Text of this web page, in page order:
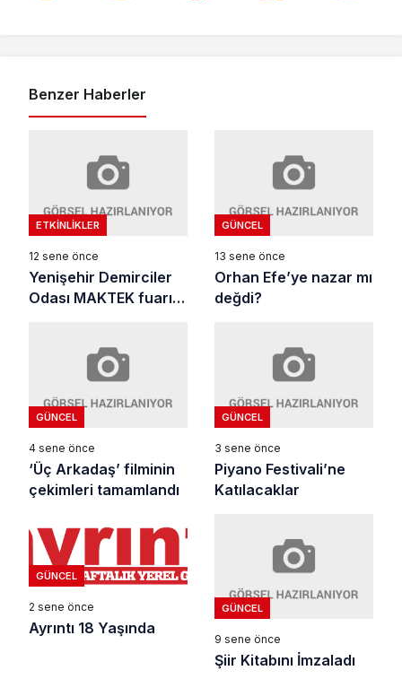
Benzer Haberler
ETKINLIKLER
12 sene önce
Yenişehir Demirciler
Odası MAKTEK fuarını
GÜNCEL
13 sene önce
Orhan Efe’ye nazar mı
değdi?
GÜNCEL
4 sene önce
‘Üç Arkadaş’ filminin
çekimleri tamamlandı
GÜNCEL
3 sene önce
Piyano Festivali’ne
Katılacaklar
GÜNCEL
2 sene önce
Ayrıntı 18 Yaşında
GÜNCEL
9 sene önce
Şiir Kitabını İmzaladı